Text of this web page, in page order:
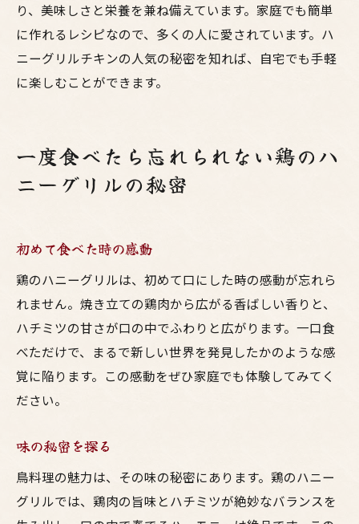
り、美味しさと栄養を兼ね備えています。家庭でも簡単
に作れるレシピなので、多くの人に愛されています。ハ
ニーグリルチキンの人気の秘密を知れば、自宅でも手軽
に楽しむことができます。
一度食べたら忘れられない鶏のハ
ニーグリルの秘密
初めて食べた時の感動
鶏のハニーグリルは、初めて口にした時の感動が忘れら
れません。焼き立ての鶏肉から広がる香ばしい香りと、
ハチミツの甘さが口の中でふわりと広がります。一口食
べただけで、まるで新しい世界を発見したかのような感
覚に陥ります。この感動をぜひ家庭でも体験してみてく
ださい。
味の秘密を探る
鳥料理の魅力は、その味の秘密にあります。鶏のハニー
グリルでは、鶏肉の旨味とハチミツが絶妙なバランスを